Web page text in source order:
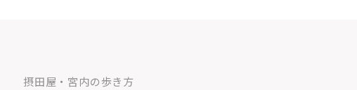
摂田屋・宮内の歩き方